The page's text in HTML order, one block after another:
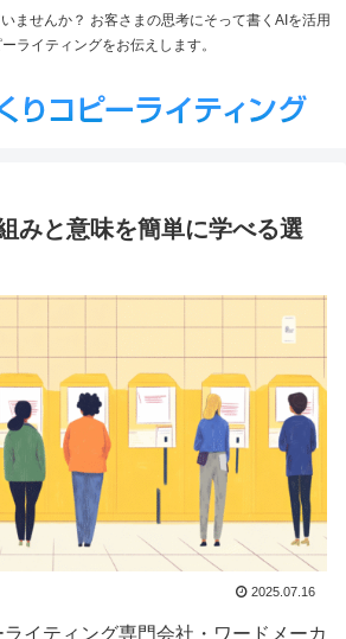
ませんか？ お客さまの思考にそって書くAIを活用
ライティングをお伝えします。
みと意味を簡単に学べる選
2025.07.16
イティング専門会社・ワードメーカ